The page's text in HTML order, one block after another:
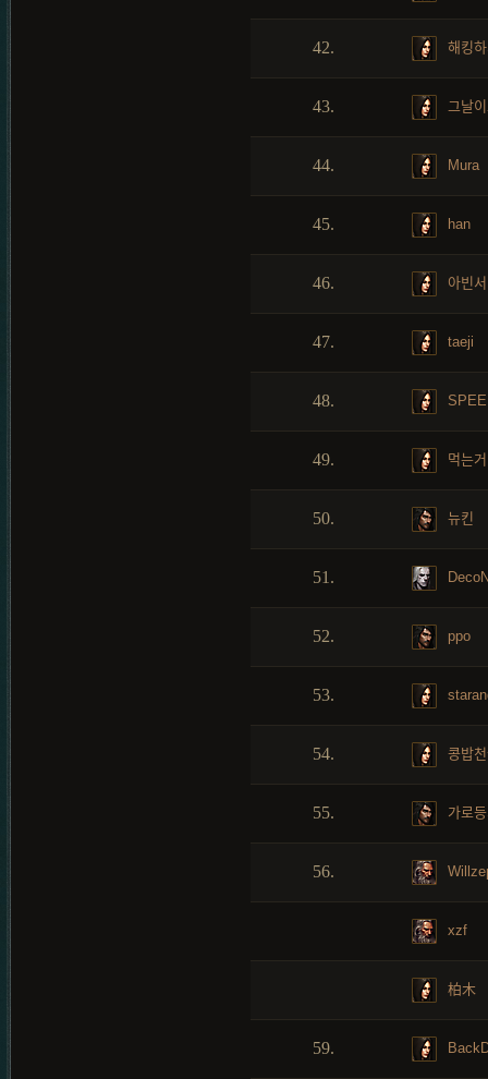
42. 해킹
43. 그날
44. Mura
45. han
46. 아빈서
47. taeji
48.
49. 먹는
50. 뉴킨
51.
52. ppo
53.
54. 콩밥
55. 가로
56.
xzf
柏木
59.